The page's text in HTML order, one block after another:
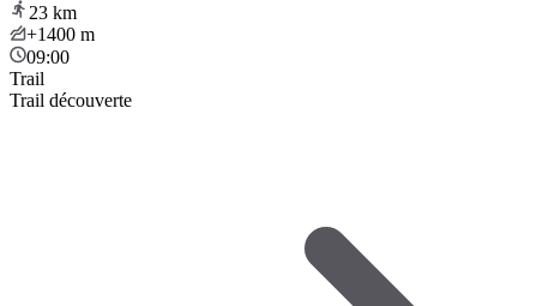
23 km
+1400 m
09:00
Trail
Trail découverte